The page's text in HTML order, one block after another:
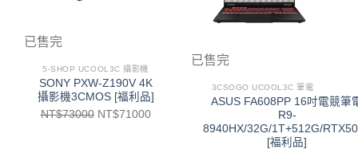
已售完
5-SHOP UCOOL3C 攝影機
SONY PXW-Z190V 4K
攝影機3CMOS [福利品]
NT$73000 NT$71000
已售完
3CSOGO UCOOL3C 筆電
ASUS FA608PP 16吋電競筆
R9-
8940HX/32G/1T+512G/
[福利品]